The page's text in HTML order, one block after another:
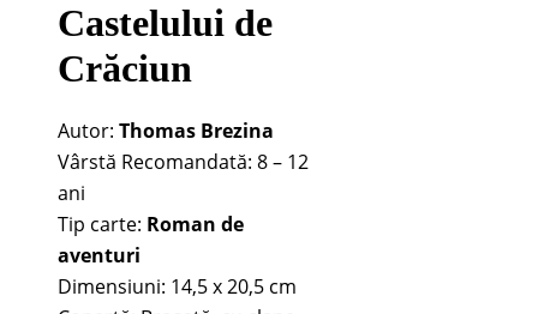
Castelului de
Crăciun
Autor: Thomas Brezina
Vârstă Recomandată: 8 – 12
ani
Tip carte: Roman de
aventuri
Dimensiuni: 14,5 x 20,5 cm